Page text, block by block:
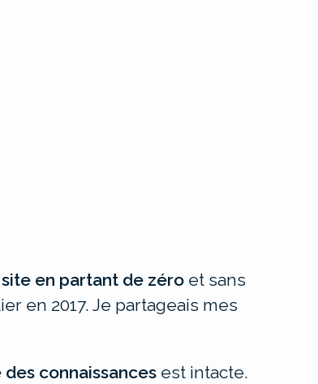
en partant de zéro et sans
en 2017. Je partageais mes
connaissances est intacte.